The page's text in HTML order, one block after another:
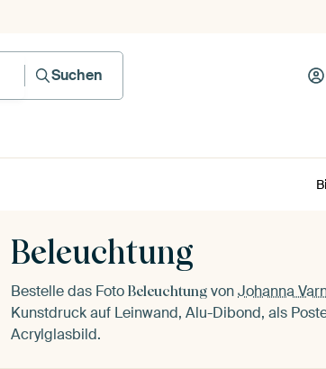
Suchen
Beleuchtung
Bestelle das Foto Beleuchtung vonJohanna
Kunstdruck auf Leinwand, Alu-Dibond, als
Acrylglasbild.